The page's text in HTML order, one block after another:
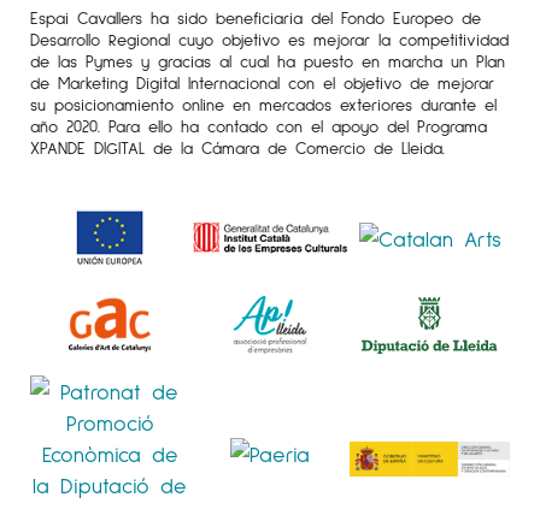
Ajuntament de Lleida.
Sala Municipal d’Exposicions de Cambrils.
Tarragona.
1997 Acrílics. Sala Benseny. Lleida.
GELTRÚ, 1973.
Gabriel Pérez Bolaño és un pintor que per
bastir un univers propi beu de diferents fonts:
Gauguin, Mir, l’Expressionisme alemany, les
Avantguardes, el Còmic…
Aquest artista, sense complexos, a través de
Espai Cavallers ha sido beneficiaria del Fondo Europeo de
Desarrollo Regional cuyo objetivo es mejorar la competitividad
de las Pymes y gracias al cual ha puesto en marcha un Plan
de Marketing Digital Internacional con el objetivo de mejorar
su posicionamiento online en mercados exteriores durante el
año 2020. Para ello ha contado con el apoyo del Programa
XPANDE DIGITAL de la Cámara de Comercio de Lleida.